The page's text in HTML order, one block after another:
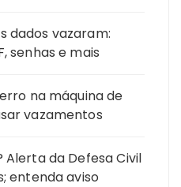
dados vazaram:
senhas e mais
na máquina de
vazamentos
da Defesa Civil
entenda aviso